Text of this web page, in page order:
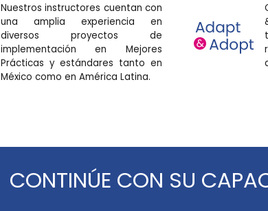
Nuestros instructores cuentan con
una amplia experiencia en
diversos proyectos de
implementación en Mejores
Prácticas y estándares tanto en
México como en América Latina.
CONTINÚE CON SU